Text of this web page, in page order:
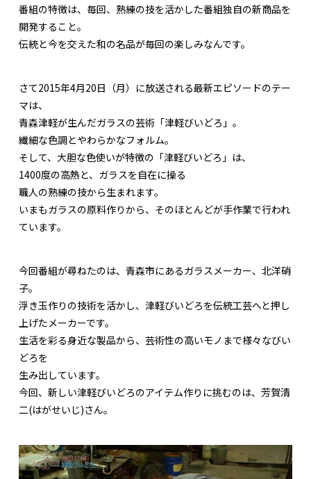
番組の特徴は、毎回、熟練の技を活かした番組独自の新商品を
開発すること。
伝統と今を交えた和の名品が毎回の楽しみなんです。
さて2015年4月20日（月）に放送される最新エピソードのテー
マは、
青森津軽が生んだガラスの芸術「津軽びいどろ」。
繊細な色調とやわらかなフォルム。
そして、大胆な色使いが特徴の「津軽びいどろ」は、
1400度の高熱と、ガラスを自在に操る
職人の熟練の技から生まれます。
いまもガラスの原料作りから、そのほとんどが手作業で行われ
ています。
今回番組が尋ねたのは、青森市にあるガラスメーカー、北洋硝
子。
浮き玉作りの技術を活かし、津軽びいどろを伝統工芸へと押し
上げたメーカーです。
生活を彩る身近な製品から、芸術性の高いモノまで様々なびい
どろを
生み出しています。
今回、新しい津軽びいどろのアイテム作りに挑むのは、芳賀清
二(はがせいじ)さん。